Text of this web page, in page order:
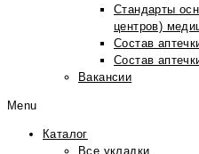
Стандарты
центров)
Состав
Состав
Вакансии
Menu
Каталог
Все укладки